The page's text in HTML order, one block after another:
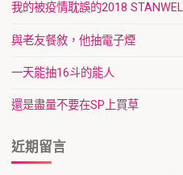
我的被疫情耽誤的2018
與老友餐敘，他抽電子煙
一天能抽16斗的能人
還是盡量不要在SP上買草
近期留言